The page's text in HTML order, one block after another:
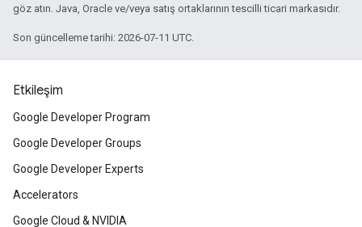
göz atın. Java, Oracle ve/veya satış ortaklarının tescilli ticari markasıdır.
Son güncelleme tarihi: 2026-07-11 UTC.
Etkileşim
Google Developer Program
Google Developer Groups
Google Developer Experts
Accelerators
Google Cloud & NVIDIA